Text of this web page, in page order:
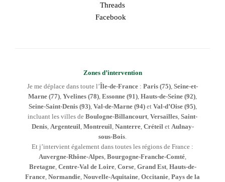
Threads
Facebook
Zones d’intervention
Je me déplace dans toute l’Île-de-France : Paris (75) Seine-et-
Marne (77) Yvelines (78) Essonne (91) Hauts-de-Seine (92)
Seine-Saint-Denis (93), Val-de-Marne (94)et Val-d’Oise (95),
incluant les villes de Boulogne-Billancourt Versailles Saint-
Denis, Argenteuil Montreuil Nanterre, Créteil et Aulnay-
sous-Bois
Et j’intervient également dans toutes les régions de France :
Auvergne-Rhône-Alpes Bourgogne-Franche-Comté
Bretagne, Centre-Val de Loire, Corse, Grand Est, Hauts-de-
France Normandie Nouvelle-Aquitaine Occitanie Pays de la